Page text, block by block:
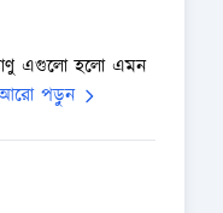
এগুলো হলো এমন
পড়ুন